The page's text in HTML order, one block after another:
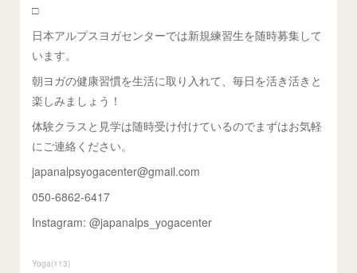
□
日本アルプスヨガセンターでは新規練習生を随時募集して
います。
朝ヨガの健康習慣を生活に取り入れて、毎日を活き活きと
楽しみましょう！
体験クラスと見学は随時受け付けているのでまずはお気軽
にご連絡ください。
japanalpsyogacenter@gmail.com
050-6862-6417
Instagram: @japanalps_yogacenter
Yoga(113)